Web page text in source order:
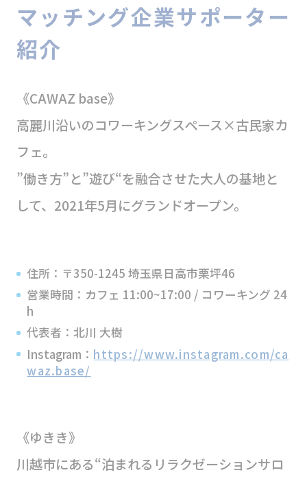
マッチング企業サポーター
紹介
《CAWAZ base》
高麗川沿いのコワーキングスペース×古民家カ
フェ。
”働き方”と”遊び“を融合させた大人の基地と
して、2021年5月にグランドオープン。
住所：〒350-1245 埼玉県日高市栗坪46
営業時間：カフェ 11:00~17:00 / コワーキング 24
h
代表者：北川 大樹
Instagram： https://www.instagram.com/ca
waz.base/
《ゆきき》
川越市にある“泊まれるリラクゼーションサロ